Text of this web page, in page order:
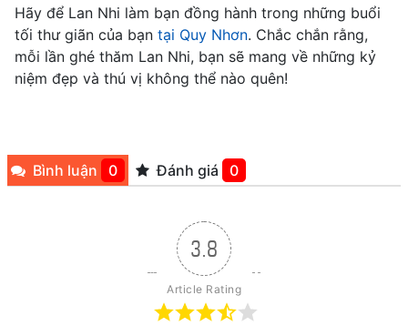
Hãy để Lan Nhi làm bạn đồng hành trong những buổi
tối thư giãn của bạn tại Quy Nhơn. Chắc chắn rằng,
mỗi lần ghé thăm Lan Nhi, bạn sẽ mang về những kỷ
niệm đẹp và thú vị không thể nào quên!
Bình luận 0 Đánh giá 0
3.8
Article Rating